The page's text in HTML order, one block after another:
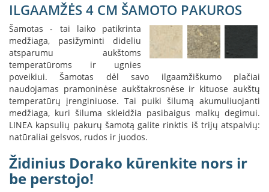
E
l
e
k
t
r
i
n
i
a
i
ž
i
d
i
n
ILGAAMŽĖS 4 CM ŠAMOTO PAKUROS
Šamotas - tai laiko patikrinta
medžiaga, pasižyminti dideliu
atsparumu aukštoms
temperatūroms ir ugnies
poveikiui. Šamotas dėl savo ilgaamžiškumo plačiai
naudojamas pramoninėse aukštakrosnėse ir kituose aukštų
temperatūrų įrenginiuose. Tai puiki šilumą akumuliuojanti
medžiaga, kuri šiluma skleidžia pasibaigus malkų degimui.
LINEA kapsulių pakurų šamotą galite rinktis iš trijų atspalvių:
natūraliai gelsvos, rudos ir juodos.
Židinius Dorako kūrenkite nors ir
be perstojo!